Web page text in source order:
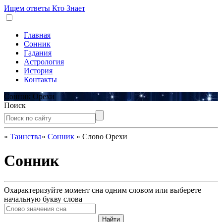
Ищем ответы Кто Знает
Главная
Сонник
Гадания
Астрология
История
Контакты
Сонник Орехи
Поиск
» Таинства» Сонник » Слово Орехи
Сонник
Охарактеризуйте момент сна одним словом или выберете
начальную букву слова